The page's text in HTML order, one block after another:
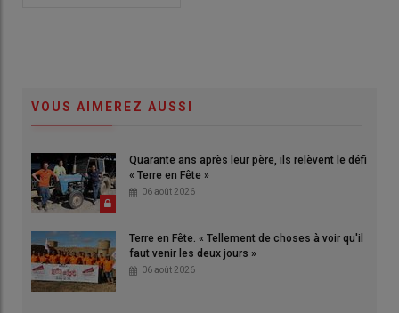
VOUS AIMEREZ AUSSI
Quarante ans après leur père, ils relèvent le défi
« Terre en Fête »
06 août 2026
Terre en Fête. « Tellement de choses à voir qu'il
faut venir les deux jours »
06 août 2026